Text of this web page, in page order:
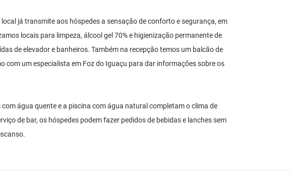
já transmite aos hóspedes a sensação de conforto e segurança, em
locais para limpeza, álcool gel 70% e higienização permanente de
de elevador e banheiros. Também na recepção temos um balcão de
com um especialista em Foz do Iguaçu para dar informações sobre os
água quente e a piscina com água natural completam o clima de
de bar, os hóspedes podem fazer pedidos de bebidas e lanches sem